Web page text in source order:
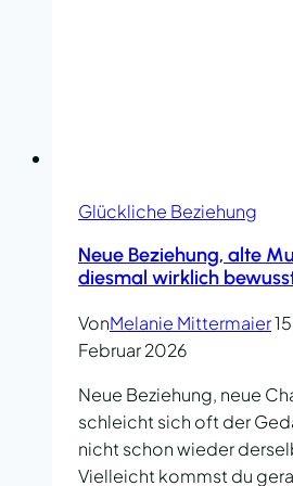
Glückliche Beziehung
Neue Beziehung, alte
diesmal wirklich
VonMelanie Mittermaier
Februar 2026
Neue Beziehung, neue
schleicht sich oft der
nicht schon wieder
Vielleicht kommst du